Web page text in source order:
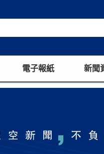
電子報紙 新聞